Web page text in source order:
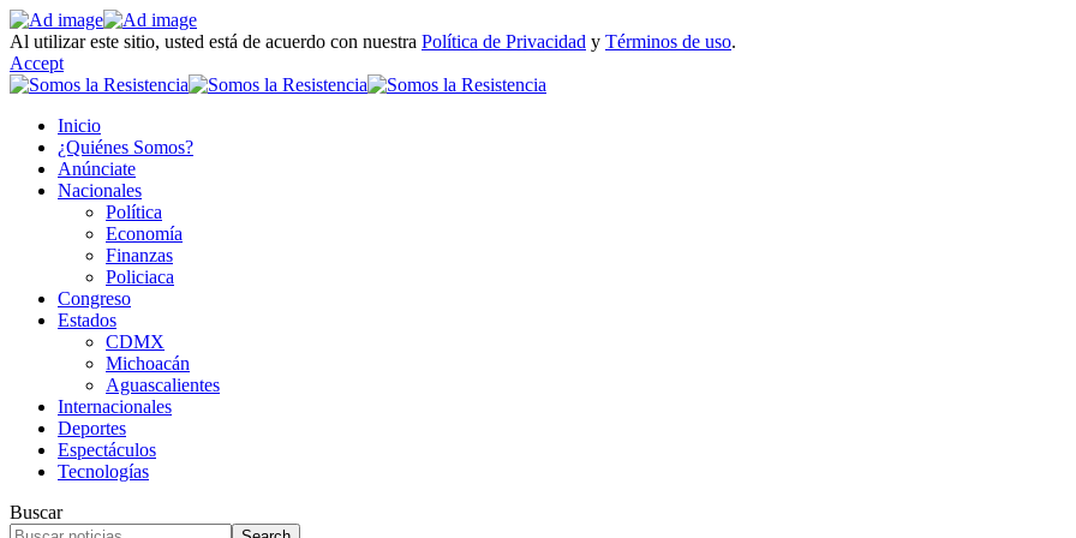
Al utilizar este sitio, usted está de acuerdo con nuestra Política de Privacidad y Términos de uso.
Accept
Inicio
¿Quiénes Somos?
Anúnciate
Nacionales
Política
Economía
Finanzas
Policiaca
Congreso
Estados
CDMX
Michoacán
Aguascalientes
Internacionales
Deportes
Espectáculos
Tecnologías
Buscar